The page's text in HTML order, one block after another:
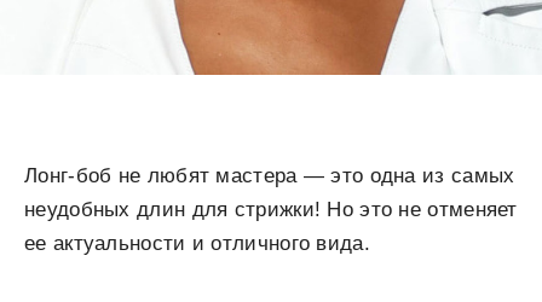
Лонг-боб не любят мастера — это одна из самых
неудобных длин для стрижки! Но это не отменяет
ее актуальности и отличного вида.